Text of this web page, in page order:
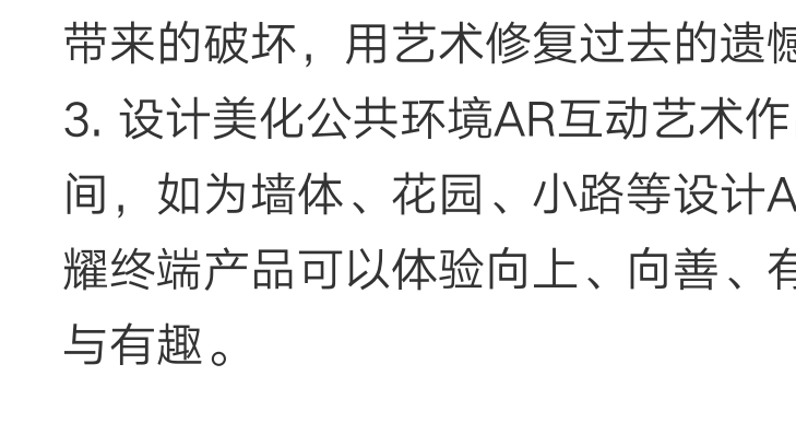
带来的破坏，用艺术修复过去的遗
3. 设计美化公共环境AR互动艺术
间，如为墙体、花园、小路等设计
耀终端产品可以体验向上、向善、
与有趣。